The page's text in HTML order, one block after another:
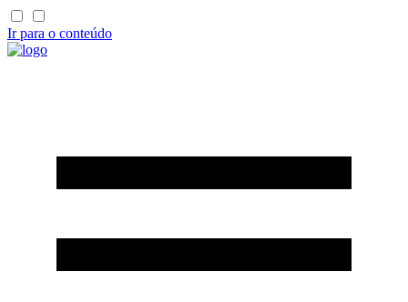
Ir para o conteúdo